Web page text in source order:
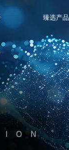
臻选产品